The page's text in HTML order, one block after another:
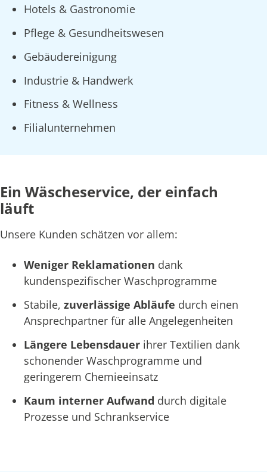
Hotels & Gastronomie
Pflege & Gesundheitswesen
Gebäudereinigung
Industrie & Handwerk
Fitness & Wellness
Filialunternehmen
Ein Wäscheservice, der einfach
läuft
Unsere Kunden schätzen vor allem:
Weniger Reklamationen dank
kundenspezifischer Waschprogramme
Stabile, zuverlässige Abläufe durch einen
Ansprechpartner für alle Angelegenheiten
Längere Lebensdauer ihrer Textilien dank
schonender Waschprogramme und
geringerem Chemieeinsatz
Kaum interner Aufwand durch digitale
Prozesse und Schrankservice